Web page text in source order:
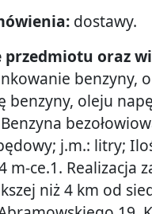
dostawy.
przedmiotu oraz
benzyny,
oleju
j.m.: litry;
m-ce.1. Realizacja
niż 4 km od